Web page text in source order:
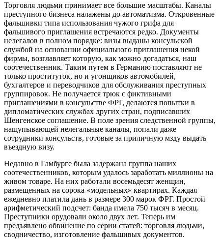
Торговля людьми принимает все большие масштабы. Каналы
преступного бизнеса налажены до автоматизма. Откровенные
фальшивки типа использования чужого грифа для
фальшивого приглашения встречаются редко. Документы
нелегалов в полном порядке: визы выданы консульской
службой на основании официального приглашения некой
фирмы, возглавляет которую, как можно догадаться, наш
соотечественник. Таким путем в Германию поставляют не
только проституток, но и угонщиков автомобилей,
бухгалтеров и переводчиков для обслуживания преступных
группировок. Не получается трюк с фиктивными
приглашениями в консульстве ФРГ, делаются попытки в
дипломатических службах других стран, подписавших
Шенгенское соглашение. В поле зрения следственной группы,
нащупывающей нелегальные каналы, попали даже
сотрудники консульств, готовые за приличную мзду выдать
въездную визу.
Недавно в Гамбурге была задержана группа наших
соотечественников, которым удалось заработать миллионы на
живом товаре. На них работали восемьдесят женщин,
размещенных на сорока «модельных» квартирах. Каждая
ежедневно платила дань в размере 300 марок ФРГ. Простой
арифметический подсчет: банда имела 750 тысяч в месяц.
Преступники орудовали около двух лет. Теперь им
предъявлено обвинение по серии статей: торговля людьми,
сводничество, изготовление фальшивых документов.